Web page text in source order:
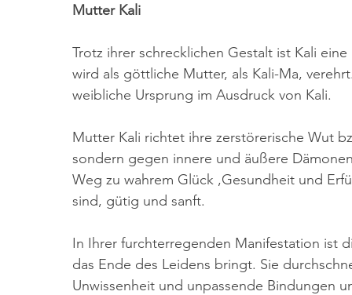
Mutter Kali
Trotz ihrer schrecklichen Gestalt ist Kali
wird als göttliche Mutter, als Kali-Ma,
weibliche Ursprung im Ausdruck von Kali.
Mutter Kali richtet ihre zerstörerische Wut
sondern gegen innere und äußere
Weg zu wahrem Glück ,Gesundheit und
sind, gütig und sanft.
In Ihrer furchterregenden Manifestation ist
das Ende des Leidens bringt. Sie
Unwissenheit und unpassende Bindungen